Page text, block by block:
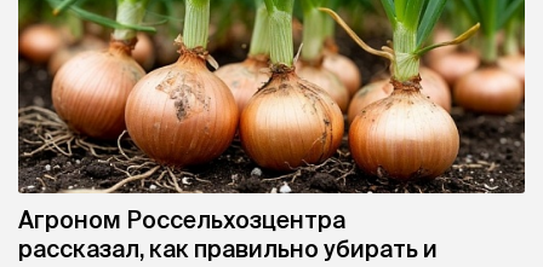
Агроном Россельхозцентра
рассказал, как правильно убирать и